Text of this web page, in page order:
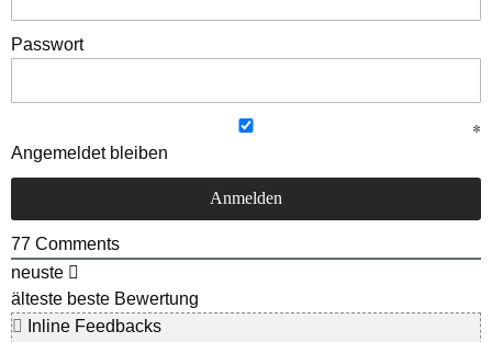
Passwort
Angemeldet bleiben
77 Comments
neuste
älteste beste Bewertung
Inline Feedbacks